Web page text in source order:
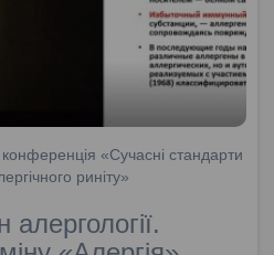
«Сучасні стандарти
риніту»